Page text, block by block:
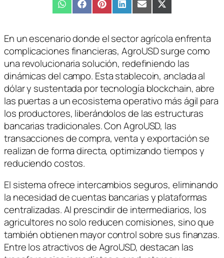
Compartir
en
WhatsAppCompartir
en
FacebookCompartir
en
PinterestCompartir
en
LinkedInCompartir
en
EmailCompartir
en
X
(Twitter)
En un escenario donde el sector agrícola enfrenta
complicaciones financieras, AgroUSD surge como
una revolucionaria solución, redefiniendo las
dinámicas del campo. Esta stablecoin, anclada al
dólar y sustentada por tecnología blockchain, abre
las puertas a un ecosistema operativo más ágil para
los productores, liberándolos de las estructuras
bancarias tradicionales. Con AgroUSD, las
transacciones de compra, venta y exportación se
realizan de forma directa, optimizando tiempos y
reduciendo costos.
El sistema ofrece intercambios seguros, eliminando
la necesidad de cuentas bancarias y plataformas
centralizadas. Al prescindir de intermediarios, los
agricultores no solo reducen comisiones, sino que
también obtienen mayor control sobre sus finanzas.
Entre los atractivos de AgroUSD, destacan las